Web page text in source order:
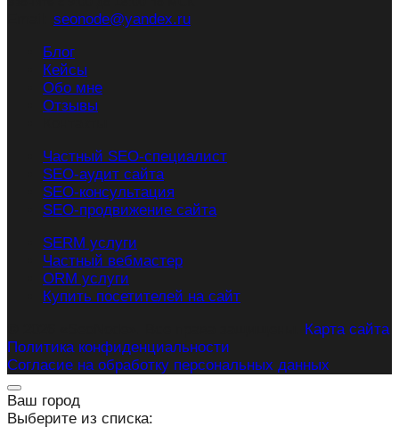
seonode@yandex.ru
Блог
Кейсы
Обо мне
Отзывы
Частный SEO-специалист
SEO-аудит сайта
SEO-консультация
SEO-продвижение сайта
SERM услуги
Частный вебмастер
ORM услуги
Купить посетителей на сайт
Карта сайта
Политика конфиденциальности
Согласие на обработку персональных данных
Ваш город
Выберите из списка: